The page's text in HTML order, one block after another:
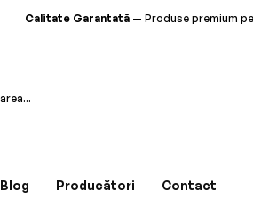
Calitate Garantată — Produse premium
Blog Producători Contact